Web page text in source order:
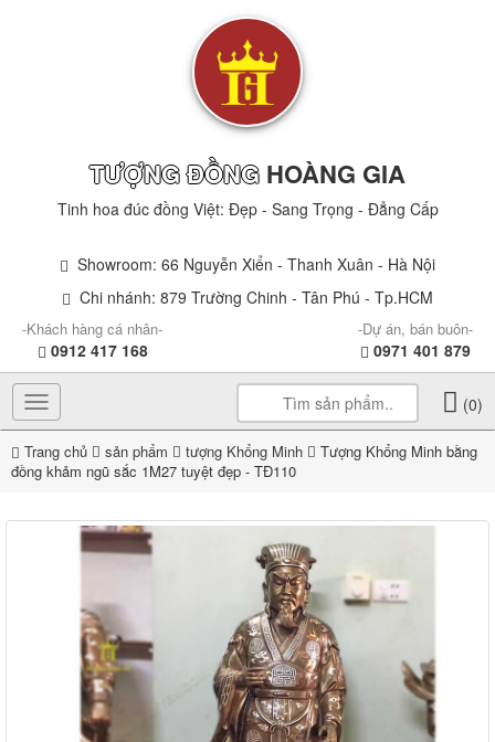
TƯỢNG ĐỒNG HOÀNG GIA
Tinh hoa đúc đồng Việt: Đẹp - Sang Trọng - Đẳng Cấp
Showroom: 66 Nguyễn Xiển - Thanh Xuân - Hà Nội
Chi nhánh: 879 Trường Chinh - Tân Phú - Tp.HCM
-Khách hàng cá nhân-
0912 417 168
-Dự án, bán buôn-
0971 401 879
Toggle
navigation
(0)
Trang chủ sản phẩm tượng Khổng Minh
Tượng Khổng Minh bằng
đồng khảm ngũ sắc 1M27 tuyệt đẹp - TĐ110